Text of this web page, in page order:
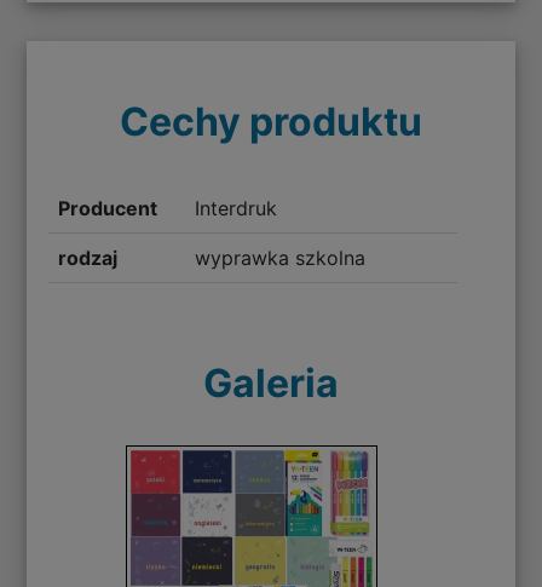
Cechy produktu
Producent Interdruk
rodzaj wyprawka szkolna
Galeria